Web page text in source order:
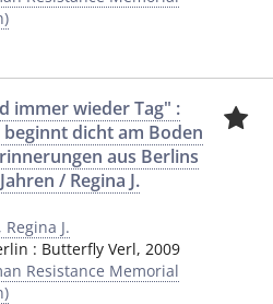
immer wieder Tag" :
dicht am Boden
aus Berlins
/ Regina J.
J.
: Butterfly Verl, 2009
Resistance Memorial